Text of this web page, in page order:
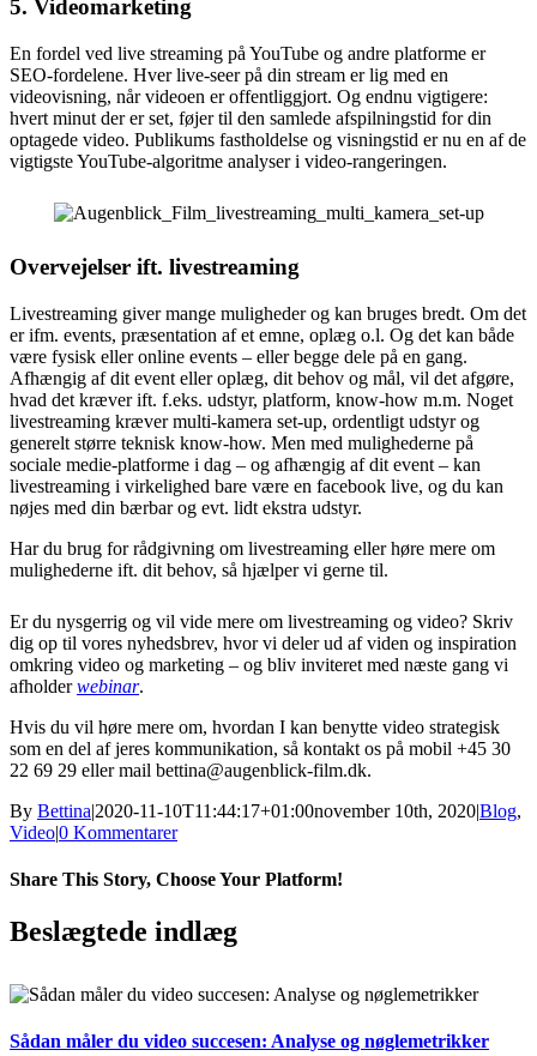
5. Videomarketing
En fordel ved live streaming på YouTube og andre platforme er
SEO-fordelene. Hver live-seer på din stream er lig med en
videovisning, når videoen er offentliggjort. Og endnu vigtigere:
hvert minut der er set, føjer til den samlede afspilningstid for din
optagede video. Publikums fastholdelse og visningstid er nu en af de
vigtigste YouTube-algoritme analyser i video-rangeringen.
Overvejelser ift. livestreaming
Livestreaming giver mange muligheder og kan bruges bredt. Om det
er ifm. events, præsentation af et emne, oplæg o.l. Og det kan både
være fysisk eller online events – eller begge dele på en gang.
Afhængig af dit event eller oplæg, dit behov og mål, vil det afgøre,
hvad det kræver ift. f.eks. udstyr, platform, know-how m.m. Noget
livestreaming kræver multi-kamera set-up, ordentligt udstyr og
generelt større teknisk know-how. Men med mulighederne på
sociale medie-platforme i dag – og afhængig af dit event – kan
livestreaming i virkelighed bare være en facebook live, og du kan
nøjes med din bærbar og evt. lidt ekstra udstyr.
Har du brug for rådgivning om livestreaming eller høre mere om
mulighederne ift. dit behov, så hjælper vi gerne til.
Er du nysgerrig og vil vide mere om livestreaming og video? Skriv
dig op til vores nyhedsbrev, hvor vi deler ud af viden og inspiration
omkring video og marketing – og bliv inviteret med næste gang vi
afholderwebinar.
Hvis du vil høre mere om, hvordan I kan benytte video strategisk
som en del af jeres kommunikation, så kontakt os på mobil +45 30
22 69 29 eller mail bettina@augenblick-film.dk.
By Bettina|2020-11-10T11:44:17+01:00november 10th, 2020|Blog,
Video|0 Kommentarer
Share This Story, Choose Your Platform!
Facebook
X
LinkedIn
Pinterest
Beslægtede indlæg
Sådan måler du video succesen: Analyse og nøglemetrikker